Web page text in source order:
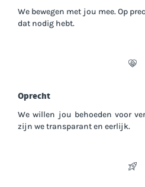
We bewegen met jou mee. Op
dat nodig hebt.
Oprecht
We willen jou behoeden voor
zijn we transparant en eerlijk.